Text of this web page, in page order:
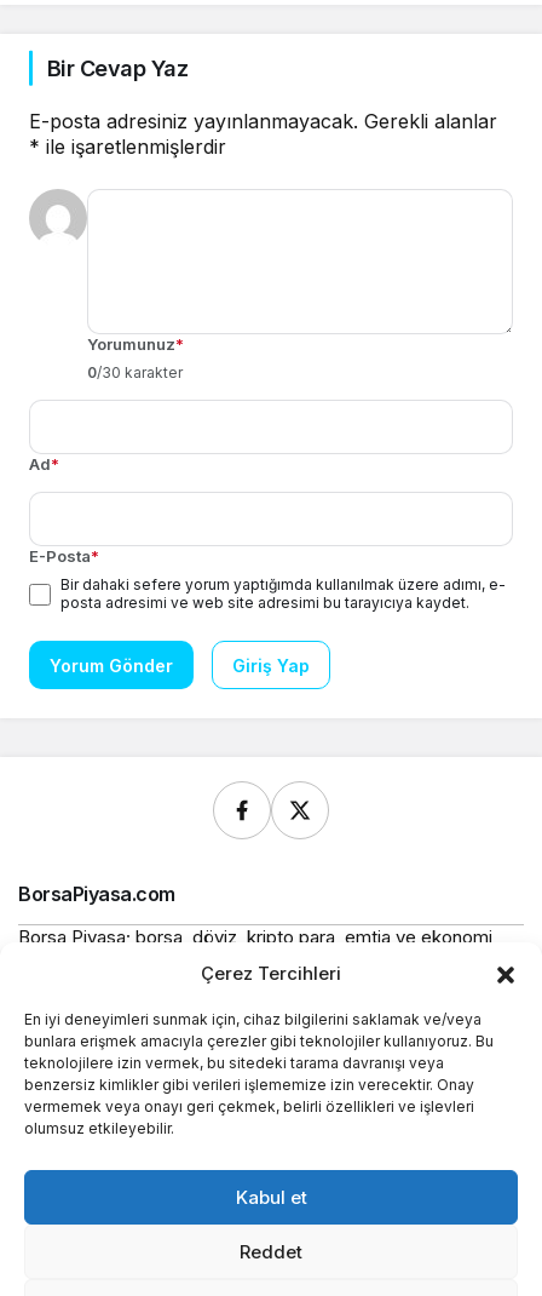
Çerez Tercihleri
En iyi deneyimleri sunmak için, cihaz bilgilerini saklamak ve/veya
bunlara erişmek amacıyla çerezler gibi teknolojiler kullanıyoruz. Bu
teknolojilere izin vermek, bu sitedeki tarama davranışı veya
benzersiz kimlikler gibi verileri işlememize izin verecektir. Onay
vermemek veya onayı geri çekmek, belirli özellikleri ve işlevleri
olumsuz etkileyebilir.
Kabul et
Reddet
Bir Cevap Yaz
E-posta adresiniz yayınlanmayacak. Gerekli alanlar
* ile işaretlenmişlerdir
Yorumunuz*
0/30 karakter
Ad*
E-Posta*
Bir dahaki sefere yorum yaptığımda kullanılmak üzere adımı, e-
posta adresimi ve web site adresimi bu tarayıcıya kaydet.
Yorum Gönder Giriş Yap
BorsaPiyasa.com
Borsa Piyasa; borsa, döviz, kripto para, emtia ve ekonomi
alanlarında güncel haberler, piyasa verileri ve bilgilendirici
içerikler sunan bağımsız bir dijital yayın platformudur.
Bu sitede yer alan içerikler bilgilendirme amaçlıdır ve
yatırım tavsiyesi niteliği taşımaz.
Yasal
Kurumsal